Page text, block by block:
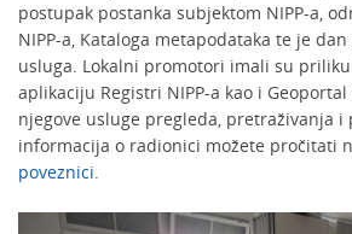
postupak postanka subjektom NIPP-a,
NIPP-a, Kataloga metapodataka te je
usluga. Lokalni promotori imali su
aplikaciju Registri NIPP-a kao i Geoportal
njegove usluge pregleda, pretraživanja i
informacija o radionici možete pročitati
poveznici.